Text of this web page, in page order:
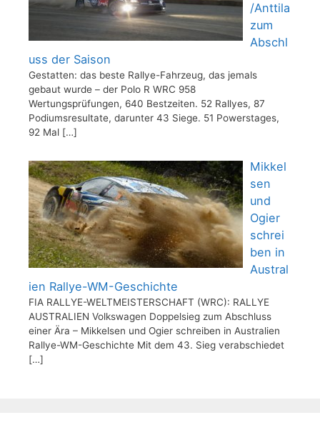
/Anttila
zum
Abschl
uss der Saison
Gestatten: das beste Rallye-Fahrzeug, das jemals
gebaut wurde – der Polo R WRC 958
Wertungsprüfungen, 640 Bestzeiten. 52 Rallyes, 87
Podiumsresultate, darunter 43 Siege. 51 Powerstages,
92 Mal […]
Mikkel
sen
und
Ogier
schrei
ben in
Austral
ien Rallye-WM-Geschichte
FIA RALLYE-WELTMEISTERSCHAFT (WRC): RALLYE
AUSTRALIEN Volkswagen Doppelsieg zum Abschluss
einer Ära – Mikkelsen und Ogier schreiben in Australien
Rallye-WM-Geschichte Mit dem 43. Sieg verabschiedet
[…]